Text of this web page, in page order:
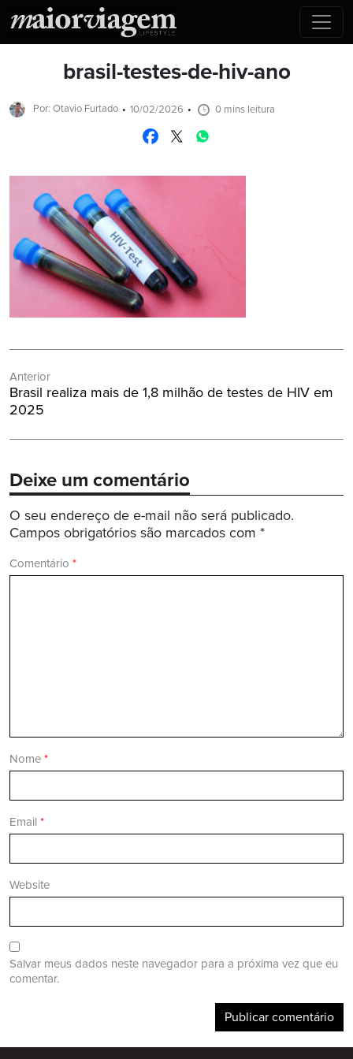
brasil-testes-de-hiv-ano
Por: Otavio Furtado 10/02/2026 0 mins leitura
de
Post
Anterior
Post
Anterior:
Brasil realiza mais de 1,8 milhão de testes de HIV em
2025
Deixe um comentário
O seu endereço de e-mail não será publicado.
Campos obrigatórios são marcados com *
Comentário *
Nome *
Email *
Website
Salvar meus dados neste navegador para a próxima vez que eu
comentar.